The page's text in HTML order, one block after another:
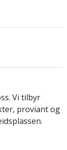
Vi tilbyr
proviant og